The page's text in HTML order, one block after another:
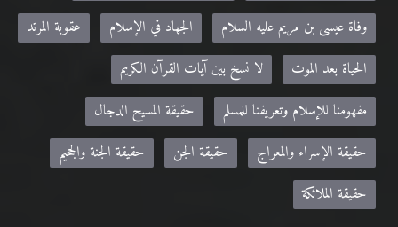
وفاة عيسى بن مريم عليه السلام
الجهاد في الإسلام
عقوبة المرتد
الحياة بعد الموت
لا نسخ بين آيات القرآن الكريم
مفهومنا للإسلام وتعريفنا للمسلم
حقيقة المسيح الدجال
حقيقة الإسراء والمعراج
حقيقة الجن
حقيقة الجنة والجحيم
حقيقة الملائكة